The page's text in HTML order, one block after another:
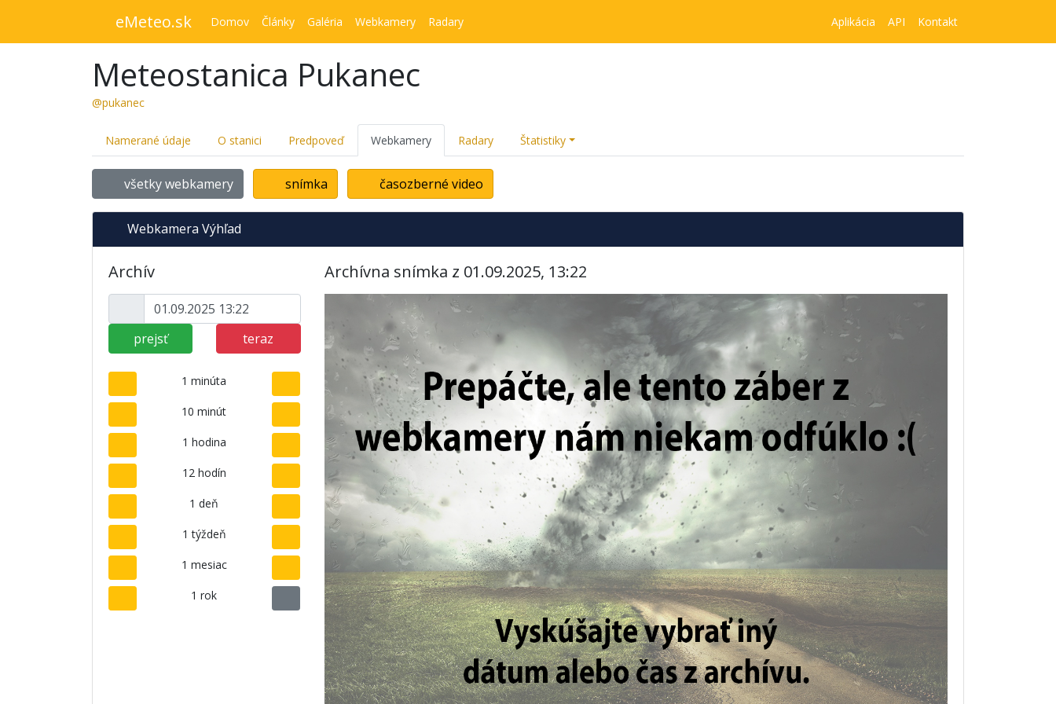
eMeteo.sk Domov Články Galéria Webkamery Radary Aplikácia API Kontakt
Meteostanica Pukanec
@pukanec
Namerané údaje O stanici Predpoveď Webkamery Radary Štatistiky
všetky webkamery snímka časozberné video
Webkamera Výhľad
Archív
prejsť teraz
1 minúta
10 minút
1 hodina
12 hodín
1 deň
1 týždeň
1 mesiac
1 rok
Archívna snímka z 01.09.2025, 13:22